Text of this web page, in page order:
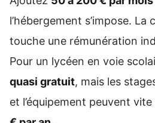
l’hébergement s’impose.
touche une rémunération
Pour un lycéen en voie
quasi gratuit, mais les
et l’équipement peuvent